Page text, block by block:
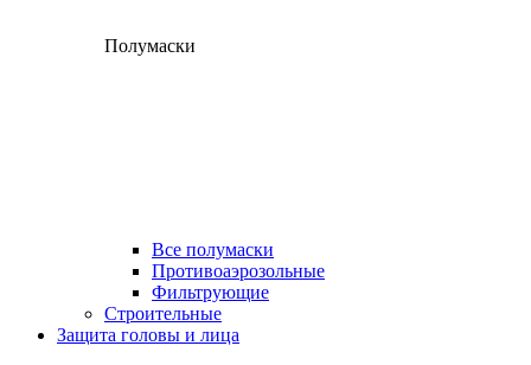
Полумаски
Все полумаски
Противоаэрозольные
Фильтрующие
Строительные
Защита головы и лица